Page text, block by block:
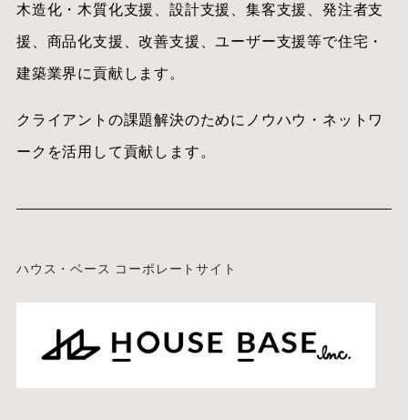
木造化・木質化支援、設計支援、集客支援、発注者支
援、商品化支援、改善支援、ユーザー支援等で住宅・
建築業界に貢献します。
クライアントの課題解決のためにノウハウ・ネットワ
ークを活用して貢献します。
ハウス・ベース コーポレートサイト